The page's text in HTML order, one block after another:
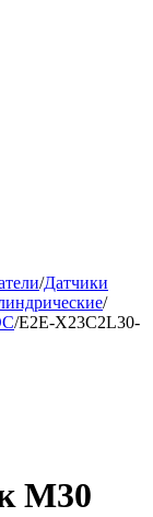
/Датчики
/
/E2E-X23C2L30-
M30